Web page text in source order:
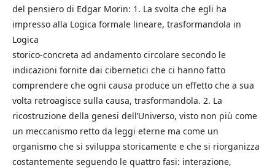
del pensiero di Edgar Morin: 1. La svolta che egli ha
impresso alla Logica formale lineare, trasformandola in
Logica
storico-concreta ad andamento circolare secondo le
indicazioni fornite dai cibernetici che ci hanno fatto
comprendere che ogni causa produce un effetto che a sua
volta retroagisce sulla causa, trasformandola. 2. La
ricostruzione della genesi dell’Universo, visto non più come
un meccanismo retto da leggi eterne ma come un
organismo che si sviluppa storicamente e che si riorganizza
costantemente seguendo le quattro fasi: interazione,